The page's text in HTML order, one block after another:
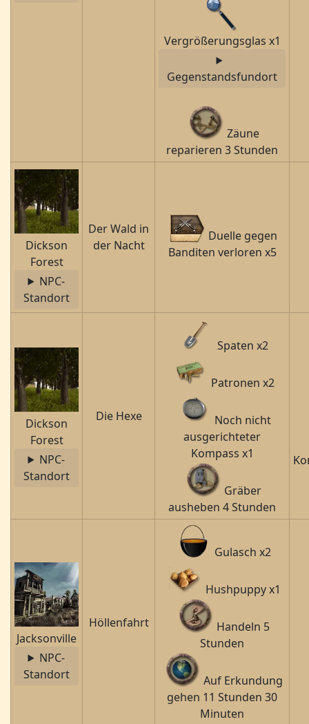
Vergrößerungsglas x1
Gegenstandsfundort
Zäune
reparieren 3 Stunden
Dickson
Forest
NPC-
Standort
Der Wald in
der Nacht
Duelle gegen
Banditen verloren x5
Dickson
Forest
NPC-
Standort
Die Hexe
Spaten x2
Patronen x2
Noch nicht
ausgerichteter
Kompass x1
Gräber
ausheben 4 Stunden
Jacksonville
NPC-
Standort
Höllenfahrt
Gulasch x2
Hushpuppy x1
Handeln 5
Stunden
Auf Erkundung
gehen 11 Stunden 30
Minuten